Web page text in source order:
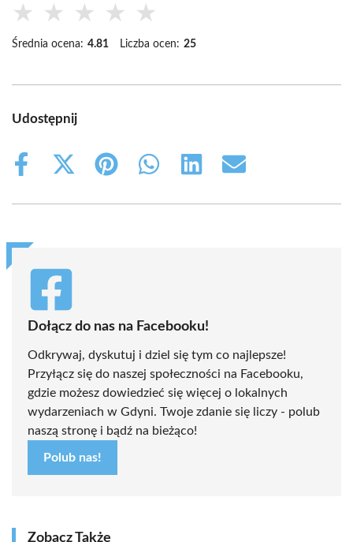
★ ★ ★ ★ ★
Średnia ocena: 4.81 Liczba ocen: 25
Udostępnij
Share
Share
(Twitter)
Share
Share
Share
Share
Dołącz do nas na Facebooku!
Odkrywaj, dyskutuj i dziel się tym co najlepsze!
Przyłącz się do naszej społeczności na Facebooku,
gdzie możesz dowiedzieć się więcej o lokalnych
wydarzeniach w Gdyni. Twoje zdanie się liczy - polub
naszą stronę i bądź na bieżąco!
Polub nas!
Zobacz Także